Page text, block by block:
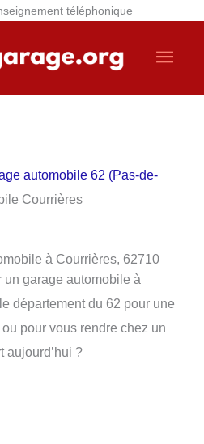
téléphonique
automobile 62 (Pas-de-
Courrières
à Courrières, 62710
garage automobile à
département du 62 pour une
pour vous rendre chez un
aujourd’hui ?